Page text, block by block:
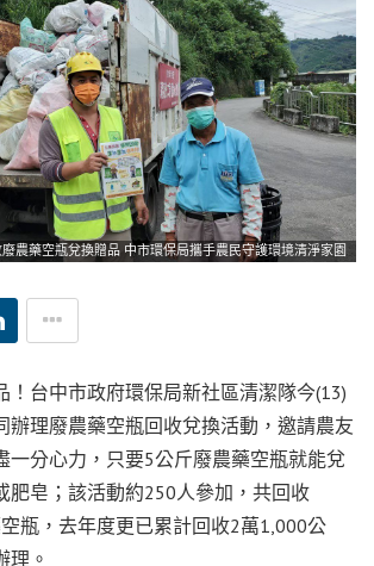
農藥空瓶兌換贈品 中市環保局攜手農民守護環境清淨家園
！台中市政府環保局新社區清潔隊今(13)
辦理廢農藥空瓶回收兌換活動，邀請農友
一分心力，只要5公斤廢農藥空瓶就能兌
肥皂；該活動約250人參加，共回收
瓶，去年度更已累計回收2萬1,000公
理。